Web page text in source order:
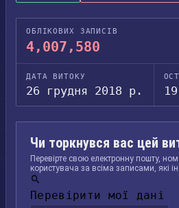
ОБЛІКОВИХ ЗАПИСІВ
4,007,580
ДАТА ВИТОКУ
26 грудня 2018 р.
Чи торкнувся вас цей
Перевірте свою електронну пошту,
користувача за всіма записами, які
Перевірити мої дані